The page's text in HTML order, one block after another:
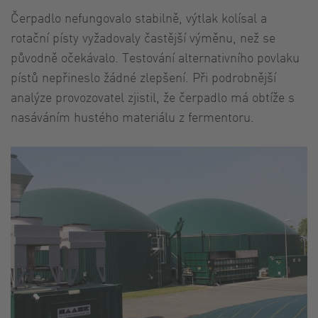
Čerpadlo nefungovalo stabilně, výtlak kolísal a
rotační písty vyžadovaly častější výměnu, než se
původně očekávalo. Testování alternativního povlaku
pístů nepřineslo žádné zlepšení. Při podrobnější
analýze provozovatel zjistil, že čerpadlo má obtíže s
nasáváním hustého materiálu z fermentoru.